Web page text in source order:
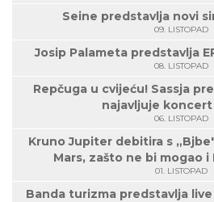
Seine predstavlja novi
09. LISTOPAD
Josip Palameta predstavlja
08. LISTOPAD
Repčuga u cvijeću! Sassja
najavljuje koncert
06. LISTOPAD
Kruno Jupiter debitira s
Mars, zašto ne bi mogao
01. LISTOPAD
Banda turizma predstavlja